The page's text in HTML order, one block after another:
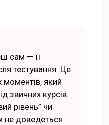
сам — її
тестування. Це
моментів, який
звичних курсів.
рівень” чи
не доведеться